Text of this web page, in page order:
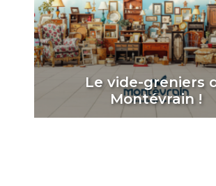
Le vide-greniers
Montévrain !